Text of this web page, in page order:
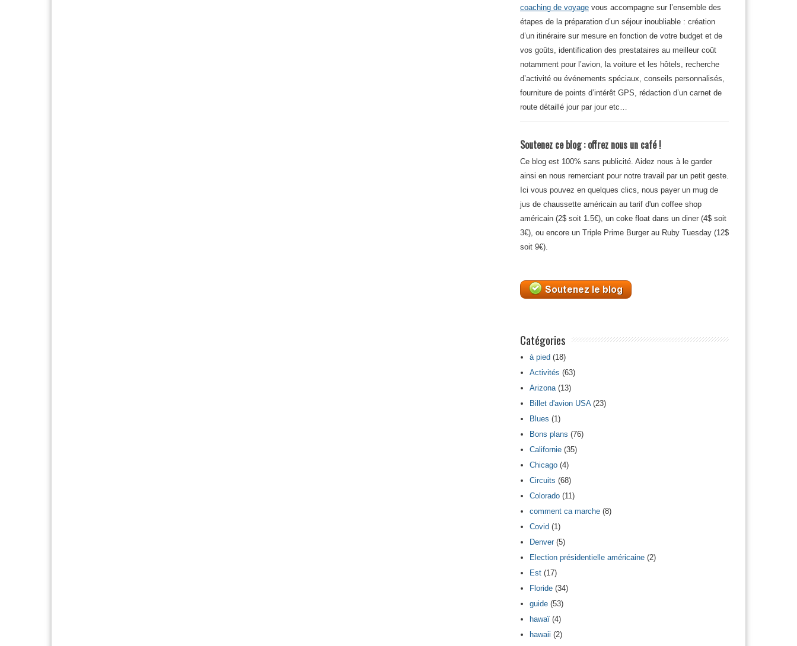
coaching de voyage vous accompagne sur l’ensemble des
étapes de la préparation d’un séjour inoubliable : création
d’un itinéraire sur mesure en fonction de votre budget et de
vos goûts, identification des prestataires au meilleur coût
notamment pour l’avion, la voiture et les hôtels, recherche
d’activité ou événements spéciaux, conseils personnalisés,
fourniture de points d’intérêt GPS, rédaction d’un carnet de
route détaillé jour par jour etc…
Soutenez ce blog : offrez nous un café !
Ce blog est 100% sans publicité. Aidez nous à le garder
ainsi en nous remerciant pour notre travail par un petit geste.
Ici vous pouvez en quelques clics, nous payer un mug de
jus de chaussette américain au tarif d'un coffee shop
américain (2$ soit 1.5€), un coke float dans un diner (4$ soit
3€), ou encore un Triple Prime Burger au Ruby Tuesday (12$
soit 9€).
Catégories
à pied (18)
Activités (63)
Arizona(13)
Billet d'avion USA(23)
Blues (1)
Bons plans (76)
Californie (35)
Chicago (4)
Circuits (68)
Colorado (11)
comment ca marche (8)
Covid (1)
Denver(5)
Election présidentielle américaine (2)
Est (17)
Floride (34)
guide (53)
hawaï (4)
hawaii (2)